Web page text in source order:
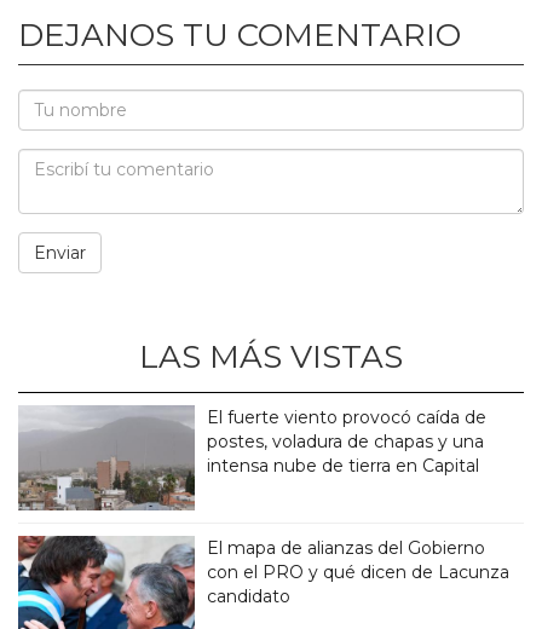
DEJANOS TU COMENTARIO
LAS MÁS VISTAS
El fuerte viento provocó caída de
postes, voladura de chapas y una
intensa nube de tierra en Capital
El mapa de alianzas del Gobierno
con el PRO y qué dicen de Lacunza
candidato